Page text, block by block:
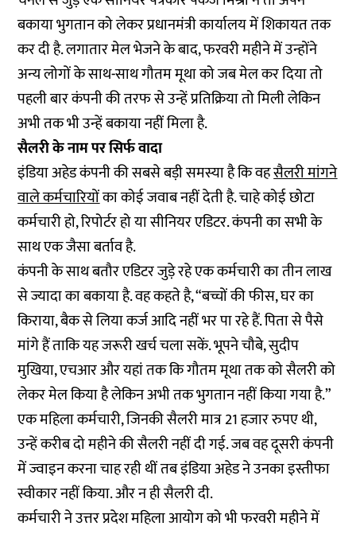
बकाया भुगतान को लेकर प्रधानमंत्री कार्यालय में शिकायत तक
कर दी है. लगातार मेल भेजने के बाद, फरवरी महीने में उन्होंने
अन्य लोगों के साथ-साथ गौतम मूथा को जब मेल कर दिया तो
पहली बार कंपनी की तरफ से उन्हें प्रतिक्रिया तो मिली लेकिन
अभी तक भी उन्हें बकाया नहीं मिला है.
सैलरी के नाम पर सिर्फ वादा
इंडिया अहेड कंपनी की सबसे बड़ी समस्या है कि वहसैलरी मांगने
वाले कर्मचारियोंका कोई जवाब नहीं देती है. चाहे कोई छोटा
कर्मचारी हो, रिपोर्टर हो या सीनियर एडिटर. कंपनी का सभी के
साथ एक जैसा बर्ताव है.
कंपनी के साथ बतौर एडिटर जुड़े रहे एक कर्मचारी का तीन लाख
से ज्यादा का बकाया है. वह कहते है, “बच्चों की फीस, घर का
किराया, बैक से लिया कर्ज आदि नहीं भर पा रहे हैं. पिता से पैसे
मांगे हैं ताकि यह जरूरी खर्च चला सकें. भूपने चौबे, सुदीप
मुखिया, एचआर और यहां तक कि गौतम मूथा तक को सैलरी को
लेकर मेल किया है लेकिन अभी तक भुगतान नहीं किया गया है.”
एक महिला कर्मचारी, जिनकी सैलरी मात्र 21 हजार रुपए थी,
उन्हें करीब दो महीने की सैलरी नहीं दी गई. जब वह दूसरी कंपनी
में ज्वाइन करना चाह रही थीं तब इंडिया अहेड ने उनका इस्तीफा
स्वीकार नहीं किया. और न ही सैलरी दी.
कर्मचारी ने उत्तर प्रदेश महिला आयोग को भी फरवरी महीने में